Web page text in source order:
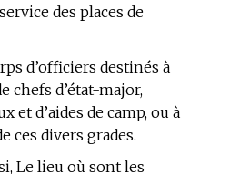
des places de
d’officiers destinés à
chefs d’état-major,
et d’aides de camp, ou à
ces divers grades.
Le lieu où sont les